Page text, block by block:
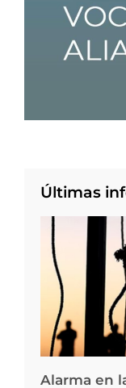
Últimas
Alarma en